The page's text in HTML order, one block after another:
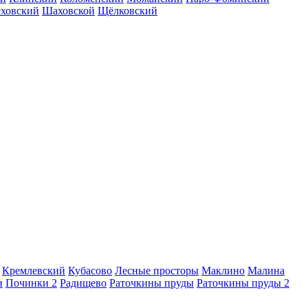
Шаховской Щёлковский
Кремлевский Кубасово Лесные просторы Маклино Малина
Починки 2 Радищево Раточкины пруды Раточкины пруды 2